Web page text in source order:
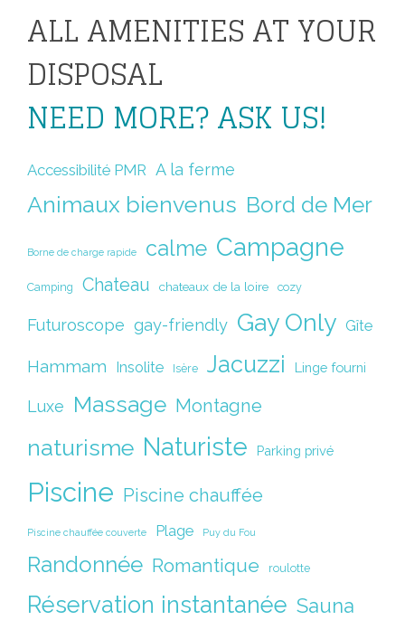
ALL AMENITIES AT YOUR
DISPOSAL
NEED MORE? ASK US!
Accessibilité PMR A la ferme
Animaux bienvenus Bord de Mer
Borne de charge rapide calme Campagne
Camping Chateau chateaux de la loire cozy
Futuroscope gay-friendly Gay Only Gîte
Hammam Insolite Isère Jacuzzi Linge fourni
Luxe Massage Montagne
naturisme Naturiste Parking privé
Piscine Piscine chauffée
Piscine chauffée couverte Plage Puy du Fou
Randonnée Romantique roulotte
Réservation instantanée Sauna